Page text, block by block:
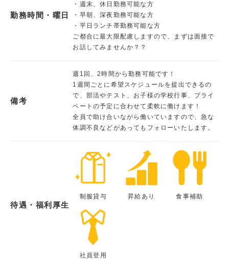
勤務時間・曜日
・週末、休日勤務可能な方
・早朝、深夜勤務可能な方
・平日ランチ帯勤務可能な方
ご都合に最大限配慮しますので、まずは面接で
お話してみませんか？？
備考
週1回、2時間から勤務可能です！
1週間ごとに希望スケジュールを提出できるの
で、部活やテスト、お子様の学校行事、プライ
ベートの予定に合わせて柔軟に働けます！
全員で助け合いながら働いていますので、急な
体調不良などがあってもフォローいたします。
待遇・福利厚生
制服貸与 昇給あり 食事補助
社員登用